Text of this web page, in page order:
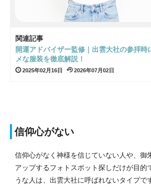
関連記事
開運アドバイザー監修｜出雲大社の参拝時
メな服装を徹底解説！
2025年02月16日 2026年07月02日
信仰心がない
信仰心がなく神様を信じていない人や、御
アップするフォトスポット探しだけが目的
うな人は、出雲大社に呼ばれないタイプで